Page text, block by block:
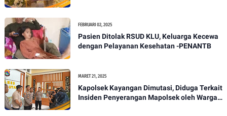
FEBRUARI 02, 2025
Pasien Ditolak RSUD KLU, Keluarga Kecewa
dengan Pelayanan Kesehatan -PENANTB
MARET 21, 2025
Kapolsek Kayangan Dimutasi, Diduga Terkait
Insiden Penyerangan Mapolsek oleh Warga -